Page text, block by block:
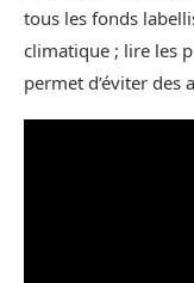
tous les fonds
climatique ; lire les
permet d’éviter des